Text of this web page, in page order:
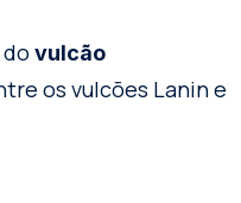
vulcão
os vulcões Lanin e